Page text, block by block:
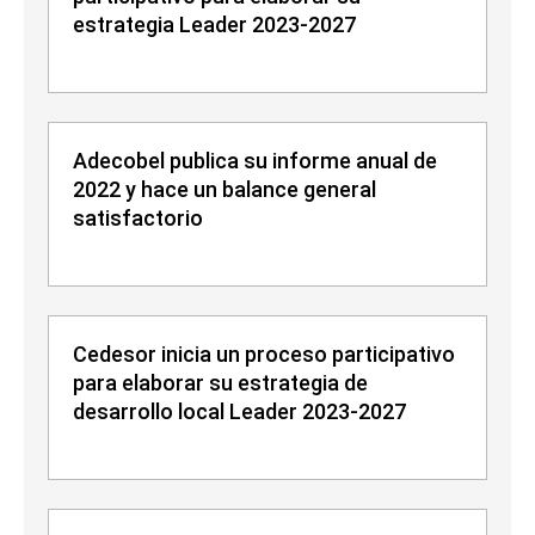
estrategia Leader 2023-2027
Adecobel publica su informe anual de
2022 y hace un balance general
satisfactorio
Cedesor inicia un proceso participativo
para elaborar su estrategia de
desarrollo local Leader 2023-2027